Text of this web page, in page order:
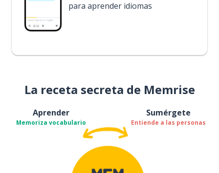
para aprender idiomas
La receta secreta de Memrise
Aprender
Memoriza vocabulario
Sumérgete
Entiende a las personas